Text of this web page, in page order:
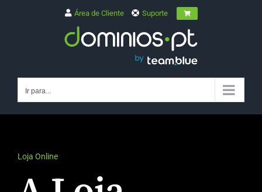
Área de Cliente Suporte
Ir para...
Loja Online